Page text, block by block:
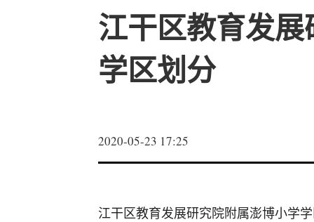
江干区教育发
学区划分
2020-05-23 17:25
江干区教育发展研究院附属澎博小学